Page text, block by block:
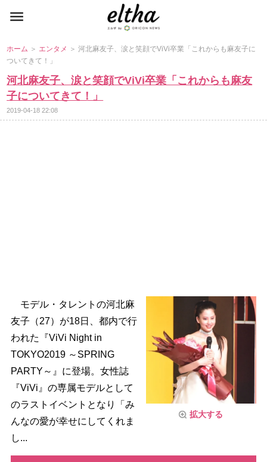
ホーム ＞ エンタメ ＞ 河北麻友子、涙と笑顔でViVi卒業「これからも麻友子に
ついてきて！」
河北麻友子、涙と笑顔でViVi卒業「これからも麻友
子についてきて！」
2019-04-18 22:08
拡大する
モデル・タレントの河北麻
友子（27）が18日、都内で行
われた『ViVi Night in
TOKYO2019 ～SPRING
PARTY～』に登場。女性誌
『ViVi』の専属モデルとして
のラストイベントとなり「み
んなの愛が幸せにしてくれま
し...